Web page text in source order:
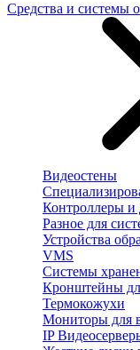
Средства и системы
Видеостены
Контроллеры и
Разное для
Устройства
VMS
Системы
Кронштейны
Термокожухи
Мониторы для
IP